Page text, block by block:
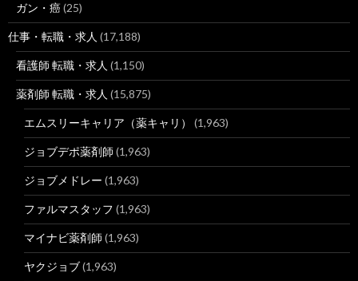
ガン・癌(25)
仕事・転職・求人 (17,188)
看護師 転職・求人 (1,150)
薬剤師 転職・求人 (15,875)
エムスリーキャリア（薬キャリ） (1,963)
ジョブデポ薬剤師 (1,963)
ジョブメドレー (1,963)
ファルマスタッフ (1,963)
マイナビ薬剤師 (1,963)
ヤクジョブ(1,963)